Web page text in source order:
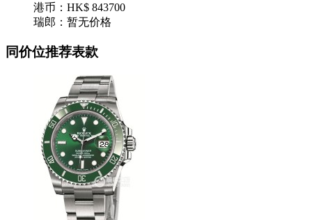
港币： HK$ 843700
瑞郎： 暂无价格
同价位推荐表款